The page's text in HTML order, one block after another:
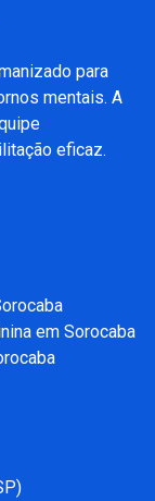
para
mentais. A
eficaz.
em Sorocaba